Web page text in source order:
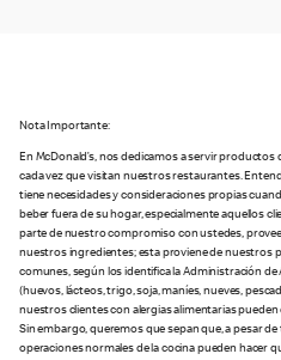
Nota Importante:
En McDonald’s, nos dedicamos a servir
cada vez que visitan nuestros restaurantes.
tiene necesidades y consideraciones propias
beber fuera de su hogar, especialmente aquellos
parte de nuestro compromiso con ustedes,
nuestros ingredientes; esta proviene de nuestros
comunes, según los identifica la Administración de
(huevos, lácteos, trigo, soja, maníes, nueves,
nuestros clientes con alergias alimentarias
Sin embargo, queremos que sepan que, a pesar
operaciones normales de la cocina pueden hacer